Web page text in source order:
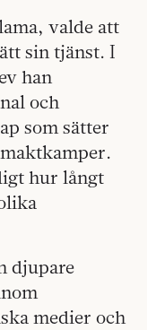
valde att
sin tjänst. I
han
och
som sätter
hur långt
djupare
medier och